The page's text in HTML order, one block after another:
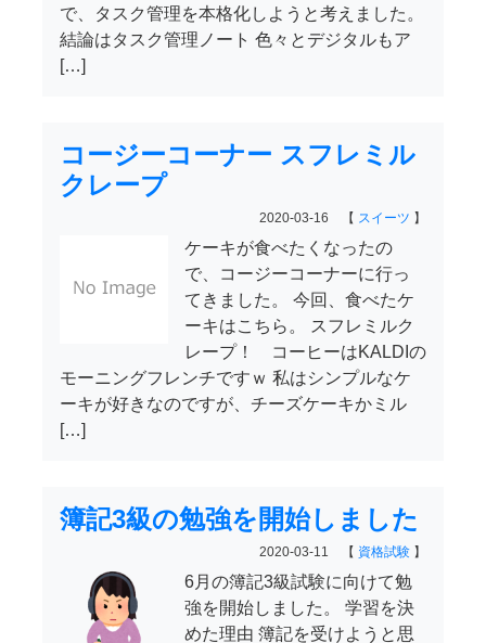
で、タスク管理を本格化しようと考えました。
結論はタスク管理ノート 色々とデジタルもア
[…]
コージーコーナー スフレミル
クレープ
2020-03-16 【 スイーツ 】
ケーキが食べたくなったの
で、コージーコーナーに行っ
てきました。 今回、食べたケ
ーキはこちら。 スフレミルク
レープ！ コーヒーはKALDIの
モーニングフレンチですｗ 私はシンプルなケ
ーキが好きなのですが、チーズケーキかミル
[…]
簿記3級の勉強を開始しました
2020-03-11 【 資格試験 】
6月の簿記3級試験に向けて勉
強を開始しました。 学習を決
めた理由 簿記を受けようと思